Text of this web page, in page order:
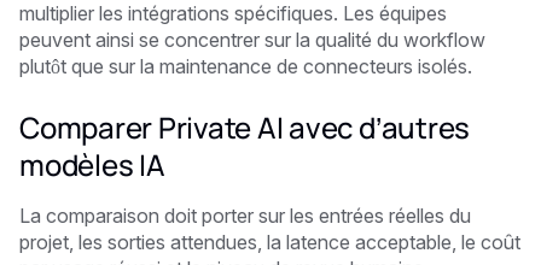
multiplier les intégrations spécifiques. Les équipes
peuvent ainsi se concentrer sur la qualité du workflow
plutôt que sur la maintenance de connecteurs isolés.
Comparer Private AI avec d’autres
modèles IA
La comparaison doit porter sur les entrées réelles du
projet, les sorties attendues, la latence acceptable, le coût